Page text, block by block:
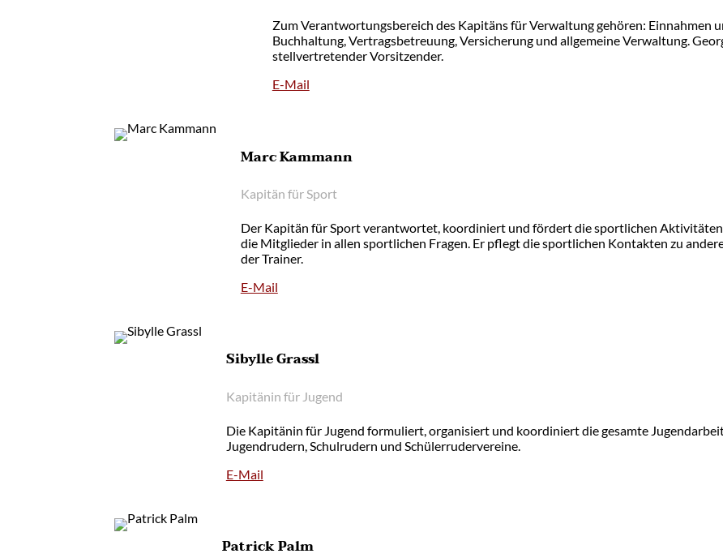
Zum Verantwortungsbereich des Kapitäns für Verwaltung gehören: Einnahmen
Buchhaltung, Vertragsbetreuung, Versicherung und allgemeine Verwaltung.
stellvertretender Vorsitzender.
E-Mail
Marc Kammann
Kapitän für Sport
Der Kapitän für Sport verantwortet, koordiniert und fördert die sportlichen
die Mitglieder in allen sportlichen Fragen. Er pflegt die sportlichen Kontakten zu
der Trainer.
E-Mail
Sibylle Grassl
Kapitänin für Jugend
Die Kapitänin für Jugend formuliert, organisiert und koordiniert die gesamte
Jugendrudern, Schulrudern und Schülerrudervereine.
E-Mail
Patrick Palm